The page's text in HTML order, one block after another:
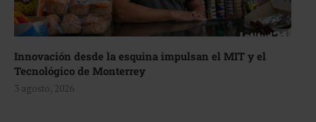
Innovación desde la esquina impulsan el MIT y el
Tecnológico de Monterrey
3 agosto, 2026